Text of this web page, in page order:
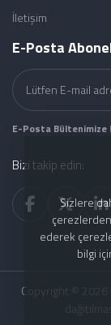
İletişim
E-Posta
E-Posta Bültenimize
Bizi takip edin:
Copyright © 2026
Sizlere
ederek
bilgi